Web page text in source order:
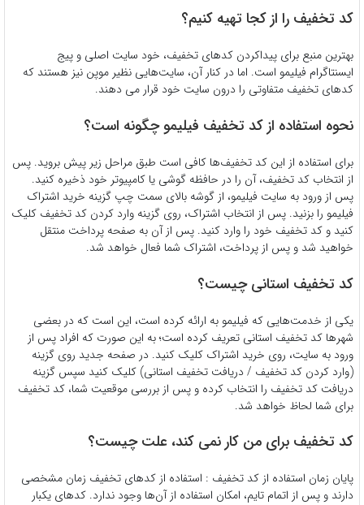
کد تخفیف را از کجا تهیه کنیم؟
بهترین منبع برای پیداکردن کدهای تخفیف، خود سایت اصلی و پیج
ایسنتاگرام فیلیمو است. اما در کنار آن، سایت‌هایی نظیر موپن نیز هستند که
کدهای تخفیف متفاوتی را درون سایت خود قرار می دهند.
نحوه استفاده از کد تخفیف فیلیمو چگونه است؟
برای استفاده از این کد تخفیف‌ها کافی است طبق مراحل زیر پیش بروید. پس
از انتخاب کد تخفیف، آن را در حافظه گوشی یا کامپیوتر خود ذخیره کنید.
پس از ورود به سایت فیلیمو، از گوشه بالای سمت چپ گزینه خرید اشتراک
فیلیمو را بزنید. پس از انتخاب اشتراک، روی گزینه وارد کردن کد تخفیف کلیک
کنید و کد تخفیف خود را وارد کنید. پس از آن به صفحه پرداخت منتقل
خواهید شد و پس از پرداخت، اشتراک شما فعال خواهد شد.
کد تخفیف استانی چیست؟
یکی از خدمت‌هایی که فیلیمو به ارائه کرده است، این است که در بعضی
شهرها کد تخفیف استانی تعریف کرده است؛ به این صورت که افراد پس از
ورود به سایت، روی خرید اشتراک کلیک کنید. در صفحه جدید روی گزینه
(وارد کردن کد تخفیف / دریافت تخفیف استانی) کلیک کنید سپس گزینه
دریافت کد تخفیف را انتخاب کرده و پس از بررسی موقعیت شما، کد تخفیف
برای شما لحاظ خواهد شد.
کد تخفیف برای من کار نمی کند، علت چیست؟
پایان زمان استفاده از کد تخفیف : استفاده از کدهای تخفیف زمان مشخصی
دارند و پس از اتمام تایم، امکان استفاده از آن‌ها وجود ندارد. کدهای یکبار